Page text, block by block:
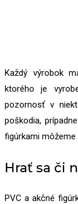
Každý výrobok
ktorého je
pozornosť v
poškodia,
figúrkami môžeme
Hrať sa či
PVC a akčné